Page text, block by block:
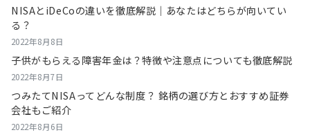
NISAとiDeCoの違いを徹底解説｜あなたはどちらが向いてい
る？
2022年8月8日
子供がもらえる障害年金は？特徴や注意点についても徹底解説
2022年8月7日
つみたてNISAってどんな制度？ 銘柄の選び方とおすすめ証券
会社もご紹介
2022年8月6日